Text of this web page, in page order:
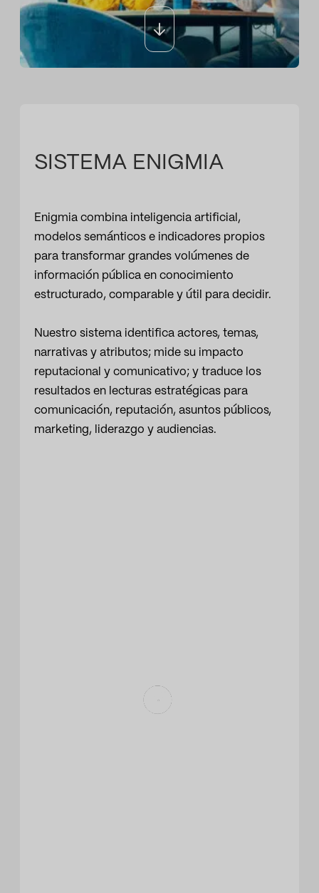
SISTEMA ENIGMIA
Enigmia combina inteligencia artificial,
modelos semánticos e indicadores propios
para transformar grandes volúmenes de
información pública en conocimiento
estructurado, comparable y útil para decidir.
Nuestro sistema identifica actores, temas,
narrativas y atributos; mide su impacto
reputacional y comunicativo; y traduce los
resultados en lecturas estratégicas para
comunicación, reputación, asuntos públicos,
marketing, liderazgo y audiencias.